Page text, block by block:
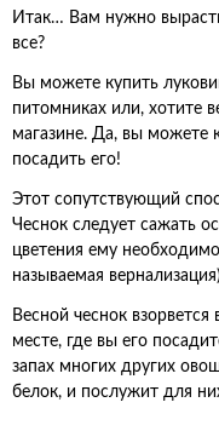
Итак… Вам нужно
все?
Вы можете купить
питомниках или, хотите
магазине. Да, вы можете
посадить его!
Этот сопутствующий
Чеснок следует сажать
цветения ему
называемая
Весной чеснок
месте, где вы его
запах многих других
белок, и послужит для